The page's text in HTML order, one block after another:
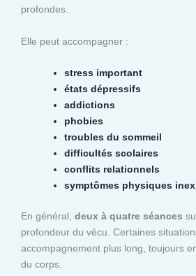
profondes.
Elle peut accompagner :
stress important
états dépressifs
addictions
phobies
troubles du sommeil
difficultés scolaires
conflits relationnels
symptômes physiques
En général, deux à quatre séances
profondeur du vécu. Certaines
accompagnement plus long, toujours
du corps.